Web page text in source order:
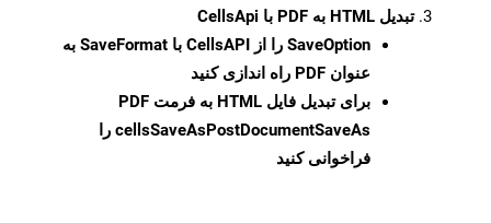
تبدیل HTML به PDF با CellsApi
SaveOption
را از CellsAPI با SaveFormat به
عنوان PDF راه اندازی کنید
برای تبدیل فایل HTML به فرمت
PDF
cellsSaveAsPostDocumentSaveAs را
فراخوانی کنید